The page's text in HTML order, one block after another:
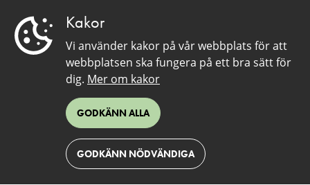
Kakor
Vi använder kakor på vår webbplats för att
webbplatsen ska fungera på ett bra sätt för
dig. Mer om kakor
GODKÄNN ALLA
GODKÄNN NÖDVÄNDIGA